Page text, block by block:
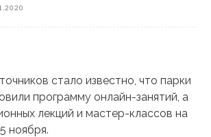
стало известно, что парки
программу онлайн-занятий, а
лекций и мастер-классов на
ноября.